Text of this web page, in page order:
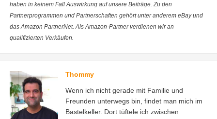
haben in keinem Fall Auswirkung auf unsere Beiträge. Zu den
Partnerprogrammen und Partnerschaften gehört unter anderem eBay und
das Amazon PartnerNet. Als Amazon-Partner verdienen wir an
qualifizierten Verkäufen.
Thommy
Wenn ich nicht gerade mit Familie und
Freunden unterwegs bin, findet man mich im
Bastelkeller. Dort tüftele ich zwischen